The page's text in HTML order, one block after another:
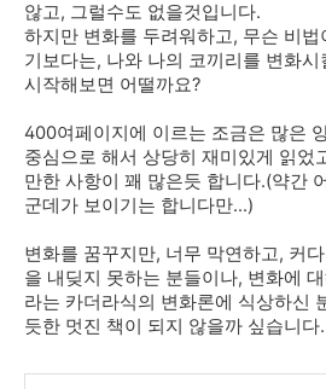
않고, 그럴수도 없을것입니다.
하지만 변화를 두려워하고, 무슨 비
기보다는, 나와 나의 코끼리를 변화
시작해보면 어떨까요?
400여페이지에 이르는 조금은 많은
중심으로 해서 상당히 재미있게 읽었
만한 사항이 꽤 많은듯 합니다.(약간
군데가 보이기는 합니다만...)
변화를 꿈꾸지만, 너무 막연하고, 커
을 내딪지 못하는 분들이나, 변화에
라는 카더라식의 변화론에 식상하신
듯한 멋진 책이 되지 않을까 싶습니다.